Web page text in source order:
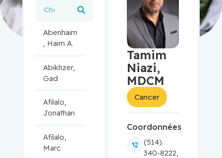
Abenhaim
, Haim A.
Abikhzer,
Gad
Afilalo,
Jonathan
Afilalo,
Marc
Tamim
Niazi,
MDCM
Cancer
Coordonnées
(514)
340-8222,